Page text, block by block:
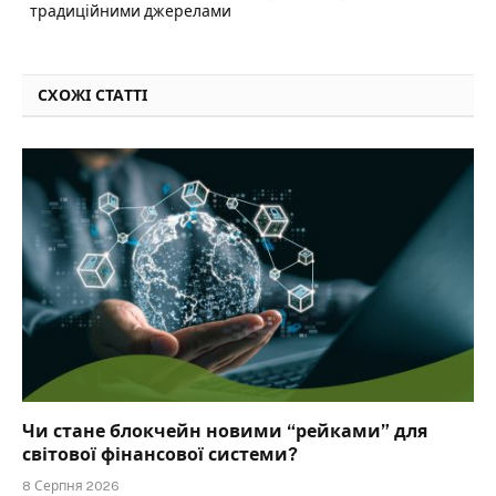
традиційними джерелами
СХОЖІ СТАТТІ
Чи стане блокчейн новими “рейками” для
світової фінансової системи?
8 Серпня 2026